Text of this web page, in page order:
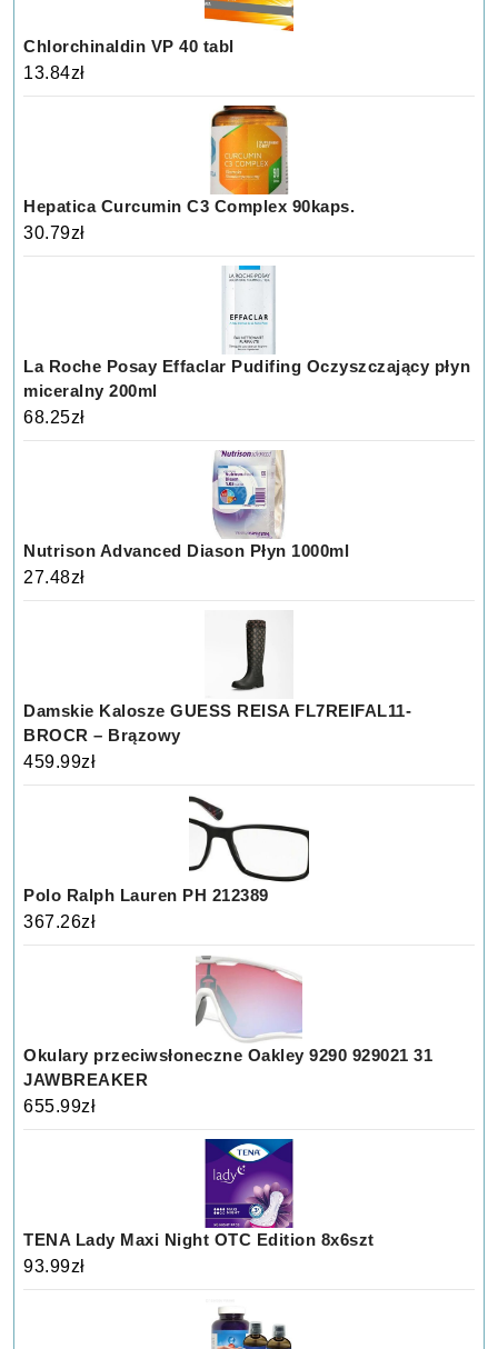
Chlorchinaldin VP 40 tabl
13.84zł
Hepatica Curcumin C3 Complex 90kaps.
30.79zł
La Roche Posay Effaclar Pudifing Oczyszczający płyn
miceralny 200ml
68.25zł
Nutrison Advanced Diason Płyn 1000ml
27.48zł
Damskie Kalosze GUESS REISA FL7REIFAL11-
BROCR – Brązowy
459.99zł
Polo Ralph Lauren PH 212389
367.26zł
Okulary przeciwsłoneczne Oakley 9290 929021 31
JAWBREAKER
655.99zł
TENA Lady Maxi Night OTC Edition 8x6szt
93.99zł